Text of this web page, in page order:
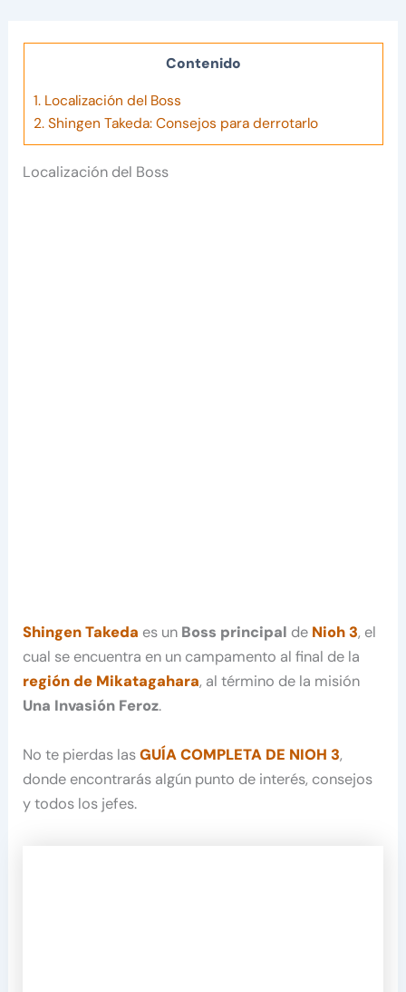
Contenido
1.Localización del Boss
2.Shingen Takeda: Consejos para derrotarlo
Localización del Boss
Shingen Takeda es un Boss principal de Nioh 3, el
cual se encuentra en un campamento al final de la
región de Mikatagahara, al término de la misión
Una Invasión Feroz.
No te pierdas lasGUÍA COMPLETA DE NIOH 3,
donde encontrarás algún punto de interés, consejos
y todos los jefes.